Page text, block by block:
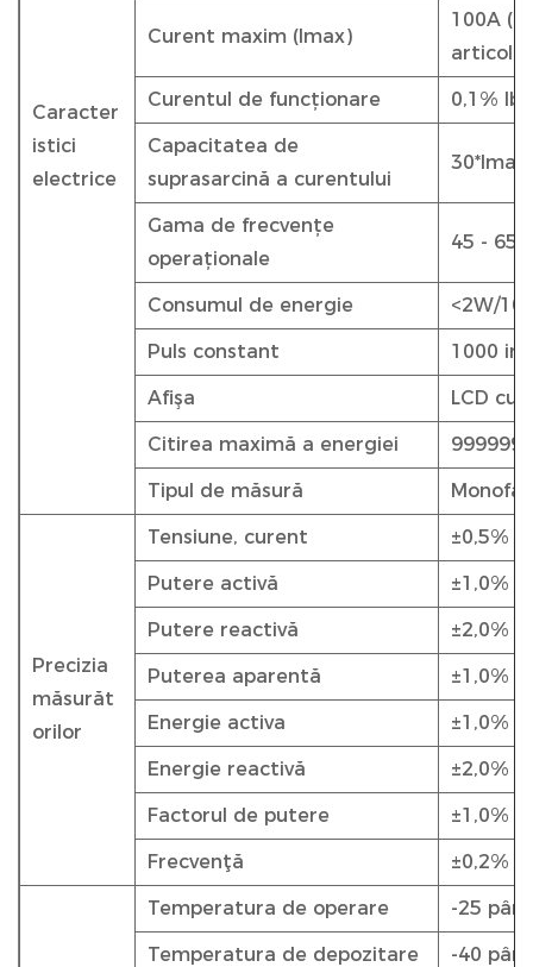
Caracter
istici
electrice
Curent maxim (Imax)
100A
articole
Curentul de funcționare 0,1% Ib
Capacitatea de
suprasarcină a curentului
Gama de frecvențe
operaționale
45 - 65
Consumul de energie <2W/
Puls constant 1000
Afişa LCD cu
Citirea maximă a energiei
Tipul de măsură
Precizia
măsurăt
orilor
Tensiune, curent ±0,5%
Putere activă ±1,0%
Putere reactivă ±2,0%
Puterea aparentă ±1,0%
Energie activa ±1,0%
Energie reactivă ±2,0%
Factorul de putere ±1,0%
Frecvenţă ±0,2%
Temperatura de operare -25
Temperatura de depozitare -40